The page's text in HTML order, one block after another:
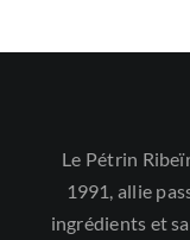
Le Pétrin
1991, allie
ingrédients et